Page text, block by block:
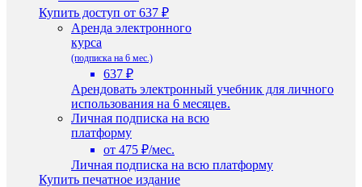
Купить доступ от 637 ₽
Аренда электронного
курса
(подписка на 6 мес.)
637 ₽
Арендовать электронный учебник для личного
использования на 6 месяцев.
Личная подписка на всю
платформу
от 475 ₽/мес.
Личная подписка на всю платформу
Купить печатное издание